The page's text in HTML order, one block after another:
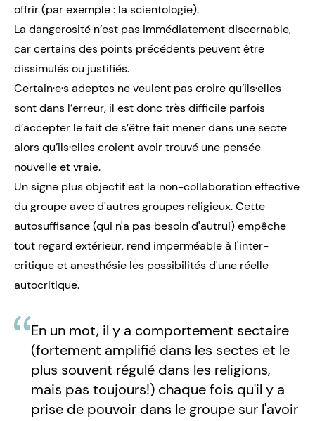
offrir (par exemple : la scientologie).
La dangerosité n’est pas immédiatement discernable,
car certains des points précédents peuvent être
dissimulés ou justifiés.
Certain·e·s adeptes ne veulent pas croire qu’ils·elles
sont dans l’erreur, il est donc très difficile parfois
d’accepter le fait de s’être fait mener dans une secte
alors qu’ils·elles croient avoir trouvé une pensée
nouvelle et vraie.
Un signe plus objectif est la non-collaboration effective
du groupe avec d'autres groupes religieux. Cette
autosuffisance (qui n'a pas besoin d'autrui) empêche
tout regard extérieur, rend imperméable à l'inter-
critique et anesthésie les possibilités d'une réelle
autocritique.
En un mot, il y a comportement sectaire
(fortement amplifié dans les sectes et le
plus souvent régulé dans les religions,
mais pas toujours!) chaque fois qu'il y a
prise de pouvoir dans le groupe sur l'avoir